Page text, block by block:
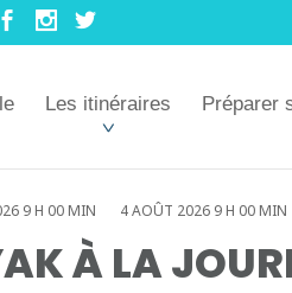
Les itinéraires Préparer
9 H 00 MIN 4 AOÛT 2026 9 H 00 MIN
À LA